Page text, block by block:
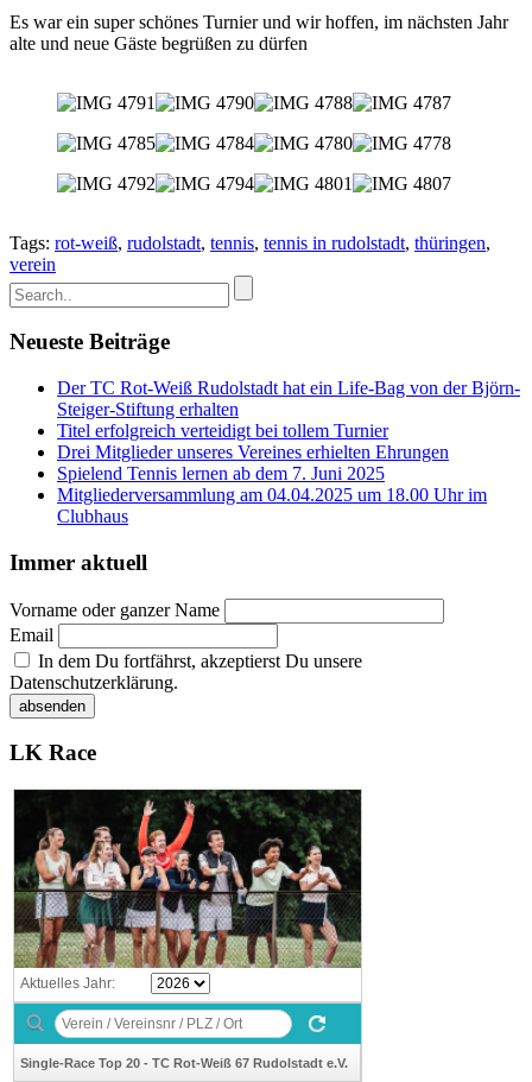
Es war ein super schönes Turnier und wir hoffen, im nächsten Jahr
alte und neue Gäste begrüßen zu dürfen
Tags: rot-weiß, rudolstadt, tennis, tennis in rudolstadt, thüringen,
verein
Neueste Beiträge
Der TC Rot-Weiß Rudolstadt hat ein Life-Bag von der Björn-
Steiger-Stiftung erhalten
Titel erfolgreich verteidigt bei tollem Turnier
Drei Mitglieder unseres Vereines erhielten Ehrungen
Spielend Tennis lernen ab dem 7. Juni 2025
Mitgliederversammlung am 04.04.2025 um 18.00 Uhr im
Clubhaus
Immer aktuell
Vorname oder ganzer Name
Email
In dem Du fortfährst, akzeptierst Du unsere
Datenschutzerklärung.
LK Race